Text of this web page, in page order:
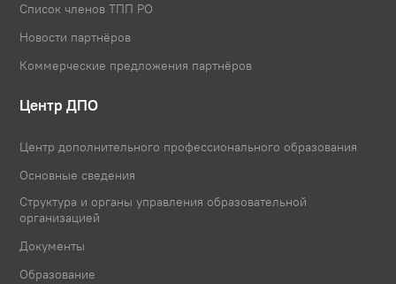
Список членов ТПП РО
Новости партнёров
Коммерческие предложения партнёров
Центр ДПО
Центр дополнительного профессионального образования
Основные сведения
Структура и органы управления образовательной
организацией
Документы
Образование